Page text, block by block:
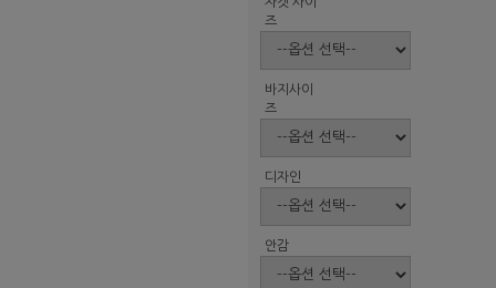
즈
바지사이
즈
디자인
안감